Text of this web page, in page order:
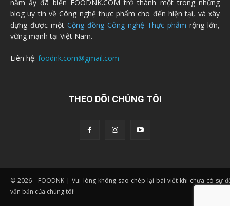
năm ấy đã biến FOODNK.COM trở thành một trong những
blog uy tín về Công nghệ thực phẩm cho đến hiện tại, và xây
dựng được một Cộng đồng Công nghệ Thực phẩm rộng lớn,
vững mạnh tại Việt Nam.
Liên hệ: foodnk.com@gmail.com
THEO DÕI CHÚNG TÔI
© 2026 - FOODNK | Vui lòng không sao chép lại bài viết khi chưa có sự
văn bản của chúng tôi!